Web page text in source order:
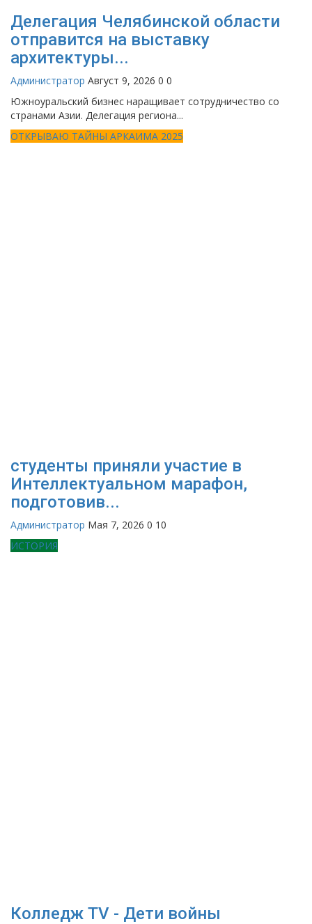
Делегация Челябинской области
отправится на выставку
архитектуры...
Администратор Август 9, 2026 0 0
Южноуральский бизнес наращивает сотрудничество со
странами Азии. Делегация региона...
ОТКРЫВАЮ ТАЙНЫ АРКАИМА 2025
студенты приняли участие в
Интеллектуальном марафон,
подготовив...
Администратор Мая 7, 2026 0 10
ИСТОРИЯ
Колледж TV - Дети войны